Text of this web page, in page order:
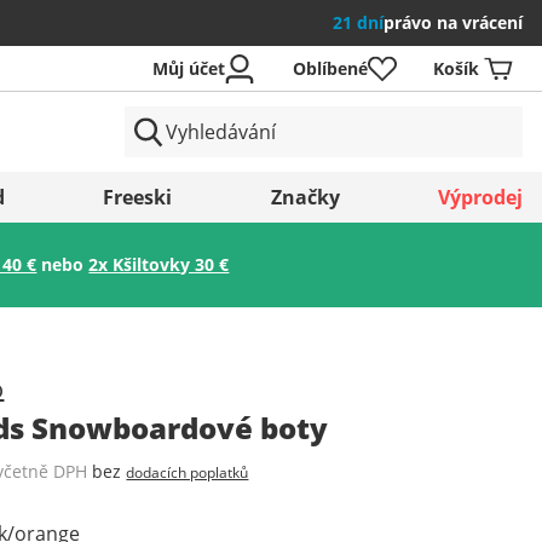
21 dníprávo na vrácení
Uložit
Můj účet Oblíbené Košík
Freeski Značky Výprodej
€ nebo2x Kšiltovky 30 €
Snowboardové boty
DPH bezdodacích poplatků
orange